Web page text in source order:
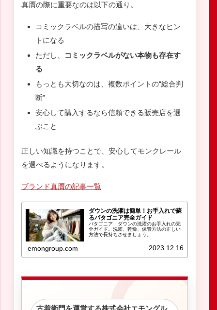
真贋の際に重要なのは以下の通り。
コミックラベルの描写の違いは、大きなヒン
トになる
ただし、
コミックラベルがない本物も存在す
る
もっとも大切なのは、複数ポイントの“総合判
断”
安心して購入するなら信頼できる販売店を選
ぶこと
正しい知識を持つことで、安心してモンクレール
を選べるようになります。
ブランド真贋の記事一覧
ダウンの洗濯は簡単！お手入れで蘇
るパタゴニア完全ガイド
パタゴニア ダウンの洗濯のお手入れの完
全ガイド。洗濯、乾燥、保管方法の正しい
方法で長持ちさせましょう。
emongroup.com 2023.12.16